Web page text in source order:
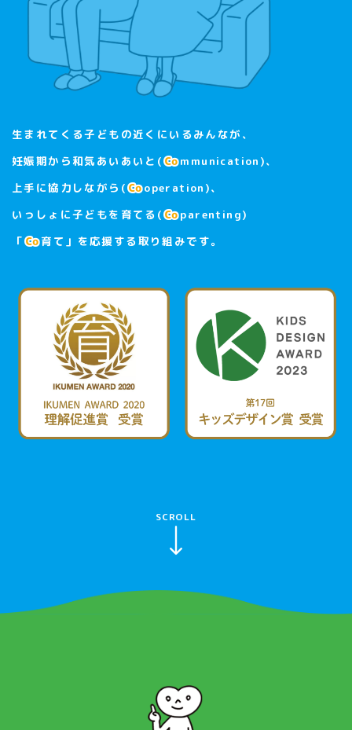
生まれてくる子どもの近くにいるみんなが、
妊娠期から和気あいあいと(
mmunication )、
上手に協力しながら(
operation )、
いっしょに子どもを育てる(
parenting)
「
育て」を応援する取り組みです。
SCROLL